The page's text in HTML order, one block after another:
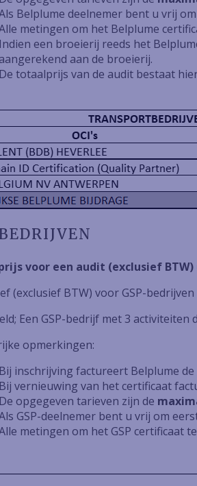
Belplume deelnemer bent u vrij
metingen om het Belplume
Indien een broeierij reeds het
aangerekend aan de broeierij.
De totaalprijs van de audit bestaat
voor een audit (exclusief
(exclusief BTW) voor GSP-
Een GSP-bedrijf met 3
opmerkingen:
Bij inschrijving factureert Belplume
Bij vernieuwing van het certificaat
De opgegeven tarieven zijn de
GSP-deelnemer bent u vrij om
metingen om het GSP certificaat